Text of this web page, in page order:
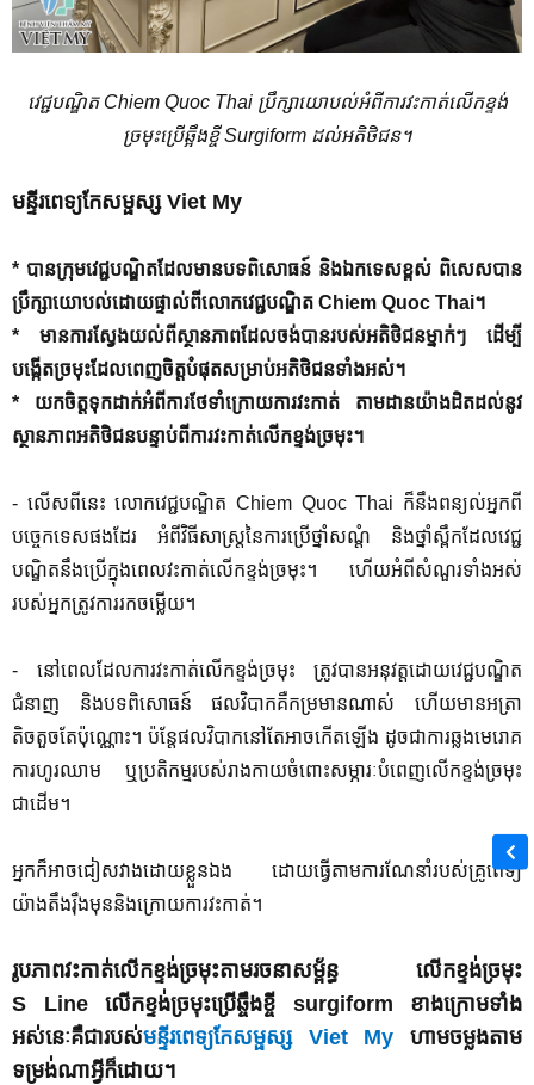
វេជ្ជបណ្ឌិត Chiem Quoc Thaiប្រឹក្សាយោបល់អំពីការវះកាត់លើកខ្ទង់
ច្រមុះប្រើឆ្អឹងខ្ចីSurgiform ដល់អតិថិជន។
មន្ទីរពេទ្យកែសម្ផស្ស Viet My
* បានក្រុមវេជ្ជបណ្ឌិតដែលមានបទពិសោធន៍ និងឯកទេសខ្ពស់ ពិសេសបាន
ប្រឹក្សាយោបល់ដោយផ្ទាល់ពីលោកវេជ្ជបណ្ឌិត Chiem Quoc Thai។
* មានការស្វែងយល់ពីស្ថានភាពដែលចង់បានរបស់អតិថិជនម្នាក់ៗ ដើម្បី
បង្កើតច្រមុះដែលពេញចិត្តបំផុតសម្រាប់អតិថិជនទាំងអស់។
* យកចិត្តទុកដាក់អំពីការថែទាំក្រោយការវះកាត់ តាមដានយ៉ាងដិតដល់នូវ
ស្ថានភាពអតិថិជនបន្ទាប់ពីការវះកាត់លើកខ្ទង់ច្រមុះ។
- លើសពីនេះ លោកវេជ្ជបណ្ឌិតChiem Quoc Thai ក៏នឹងពន្យល់អ្នកពី
បច្ចេកទេសផងដែរ អំពីវិធីសាស្រ្តនៃការប្រើថ្នាំសណ្ដំ និងថ្នាំស្ពឹកដែលវេជ្ជ
បណ្ឌិតនឹងប្រើក្នុងពេលវះកាត់លើកខ្ទង់ច្រមុះ។ ហើយអំពីសំណួរទាំងអស់
របស់អ្នកត្រូវការរកចម្លើយ។
- នៅពេលដែលការវះកាត់លើកខ្ទង់ច្រមុះ ត្រូវបានអនុវត្តដោយវេជ្ជបណ្ឌិត
ជំនាញ និងបទពិសោធន៍ ផលវិបាកគឺកម្រមានណាស់ ហើយមានអត្រា
តិចតួចតែប៉ុណ្ណោះ។ ប៉ន្តែផលវិបាកនៅតែអាចកើតឡើង ដូចជាការឆ្លងមេរោគ
ការហូរឈាម ឬប្រតិកម្មរបស់រាងកាយចំពោះសម្ភារៈបំពេញលើកខ្ទង់ច្រមុះ
ជាដើម។ ​
អ្នកក៏អាចជៀសវាងដោយខ្លួនឯង ដោយធ្វើតាមការណែនាំរបស់គ្រូពេទ្យ
យ៉ាងតឹងរ៉ឹងមុននិងក្រោយការវះកាត់។​​​
រូបភាពវះកាត់លើកខ្ទង់ច្រមុះតាមរចនាសម្ព័ន្ធ លើកខ្ទង់ច្រមុះ
S
Line លើកខ្ទង់ច្រមុះប្រើឆ្ចឹងខ្ចី surgiform
ខាងក្រោមទាំង
អស់នេៈគឺជារបស់មន្ទីរពេទ្យកែសម្ផស្ស Viet Myហាមចម្លងតាម
ទម្រង់ណាអ្វីក៏ដោយ។